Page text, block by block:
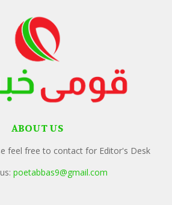
ABOUT US
feel free to contact for Editor's Desk
poetabbas9@gmail.com